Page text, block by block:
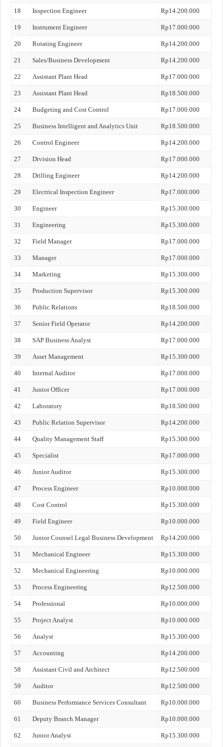
18 Inspection Engineer Rp14.200.000
19 Instrument Engineer Rp17.000.000
20 Rotating Engineer Rp14.200.000
21 Sales/Business Development Rp14.200.000
22 Assistant Plant Head Rp17.000.000
23 Assistant Plant Head Rp18.500.000
24 Budgeting and Cost Control Rp17.000.000
25 Business Intelligent and Analytics Unit Rp18.500.000
26 Control Engineer Rp14.200.000
27 Division Head Rp17.000.000
28 Drilling Engineer Rp14.200.000
29 Electrical Inspection Engineer Rp17.000.000
30 Engineer Rp15.300.000
31 Engineering Rp15.300.000
32 Field Manager Rp17.000.000
33 Manager Rp17.000.000
34 Marketing Rp15.300.000
35 Production Supervisor Rp15.300.000
36 Public Relations Rp18.500.000
37 Senior Field Operator Rp14.200.000
38 SAP Business Analyst Rp17.000.000
39 Asset Management Rp15.300.000
40 Internal Auditor Rp17.000.000
41 Junior Officer Rp17.000.000
42 Laboratory Rp18.500.000
43 Public Relation Supervisor Rp14.200.000
44 Quality Management Staff Rp15.300.000
45 Specialist Rp17.000.000
46 Junior Auditor Rp15.300.000
47 Process Engineer Rp10.000.000
48 Cost Control Rp15.300.000
49 Field Engineer Rp10.000.000
50 Junior Counsel Legal Business Development Rp14.200.000
51 Mechanical Engineer Rp15.300.000
52 Mechanical Engineering Rp10.000.000
53 Process Engineering Rp12.500.000
54 Professional Rp10.000.000
55 Project Analyst Rp10.000.000
56 Analyst Rp15.300.000
57 Accounting Rp14.200.000
58 Assistant Civil and Architect Rp12.500.000
59 Auditor Rp12.500.000
60 Business Performance Services Consultant Rp10.000.000
61 Deputy Branch Manager Rp10.000.000
62 Junior Analyst Rp15.300.000